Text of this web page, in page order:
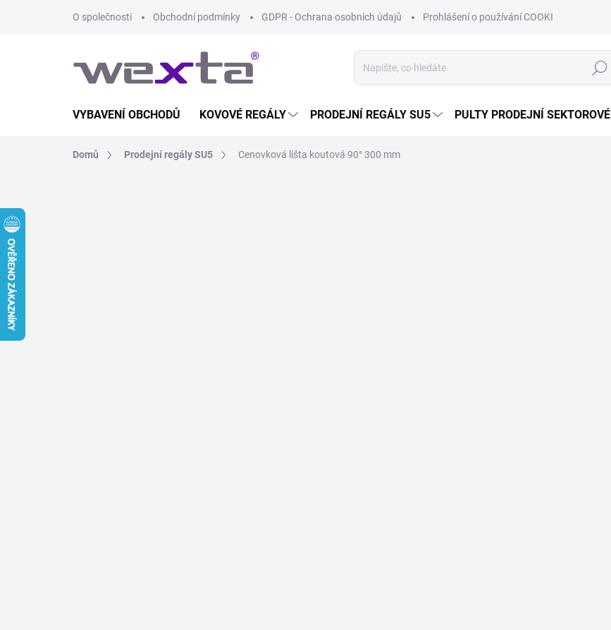
O společnosti Obchodní podmínky GDPR - Ochrana osobních údajů Prohlášení o používání COOKIES
Hledat
VYBAVENÍ OBCHODŮ KOVOVÉ REGÁLY PRODEJNÍ REGÁLY SU5 PULTY PRODEJNÍ SEKTOROVÉ
Domů Prodejní regály SU5 Cenovková lišta koutová 90° 300 mm